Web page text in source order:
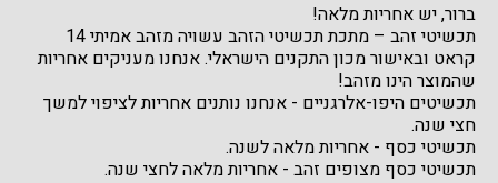
ברור, יש אחריות מלאה!
תכשיטי זהב – מתכת תכשיטי הזהב עשויה מזהב אמיתי 14
קראט ובאישור מכון התקנים הישראלי. אנחנו מעניקים אחריות
שהמוצר הינו מזהב!
תכשיטים היפו-אלרגניים - אנחנו נותנים אחריות לציפוי למשך
חצי שנה.
תכשיטי כסף - אחריות מלאה לשנה.
תכשיטי כסף מצופים זהב - אחריות מלאה לחצי שנה.